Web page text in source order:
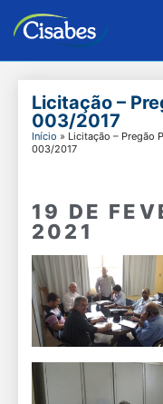
Licitação –
003/2017
Início » Licitação – Pregão
003/2017
19 DE
2021